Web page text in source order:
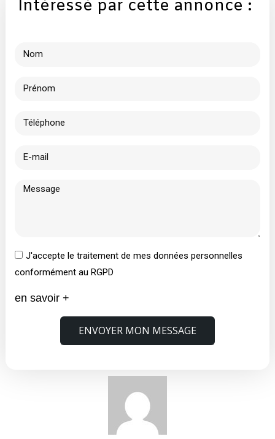
Intéressé par cette annonce :
J'accepte le traitement de mes données personnelles
conformément au RGPD
en savoir +
ENVOYER MON MESSAGE